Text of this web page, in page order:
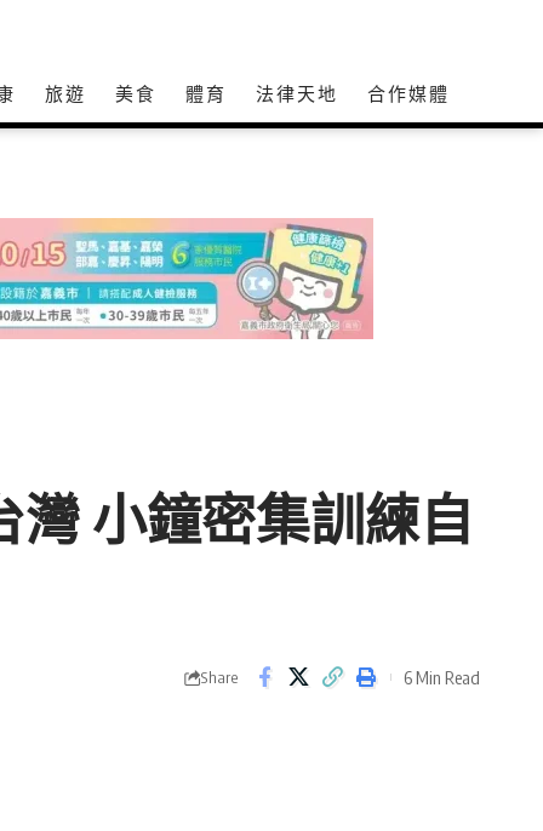
旅遊 美食 體育 法律天地 合作媒體
灣 小鐘密集訓練自
Share 6 Min Read